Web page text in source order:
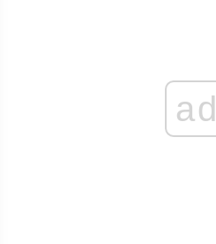
ad